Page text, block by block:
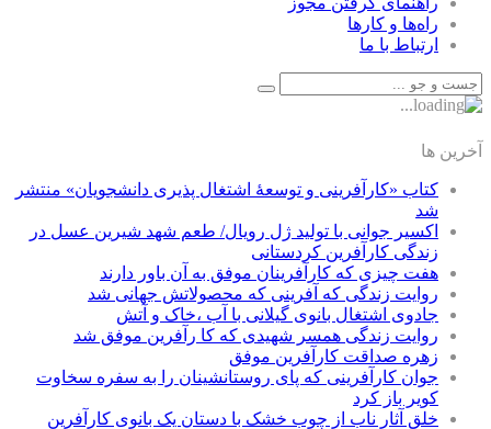
راه‌ها و كارها
ارتباط با ما
آخرین ها
کتاب «کارآفرینی و توسعۀ اشتغال پذیری دانشجویان» منتشر
شد
اکسیر جوانی با تولید ژل رویال/ طعم شهد شیرین عسل‌ در
زندگی کارآفرین کردستانی
هفت چیزی که کارآفرینان موفق به آن باور دارند
روایت زندگی که آفرینی که محصولاتش جهانی شد
جادوی اشتغال بانوی گیلانی با آب ،خاک و آتش
روایت زندگی همسر شهیدی که کا رآفرین موفق شد
زهره صداقت کارآفرین موفق
جوان کارآفرینی که پای روستانشینان را به سفره سخاوت
کویر باز کرد
خلق آثار ناب از چوب خشک با دستان یک بانوی کارآفرین